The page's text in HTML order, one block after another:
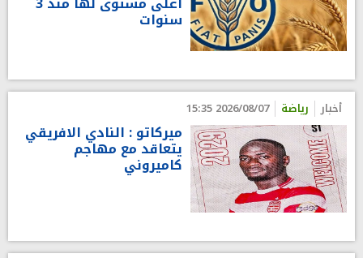
سنوات
أخبار رياضة 2026/08/07 15:35
ميركاتو : النادي الافريقي
يتعاقد مع مهاجم
كاميروني